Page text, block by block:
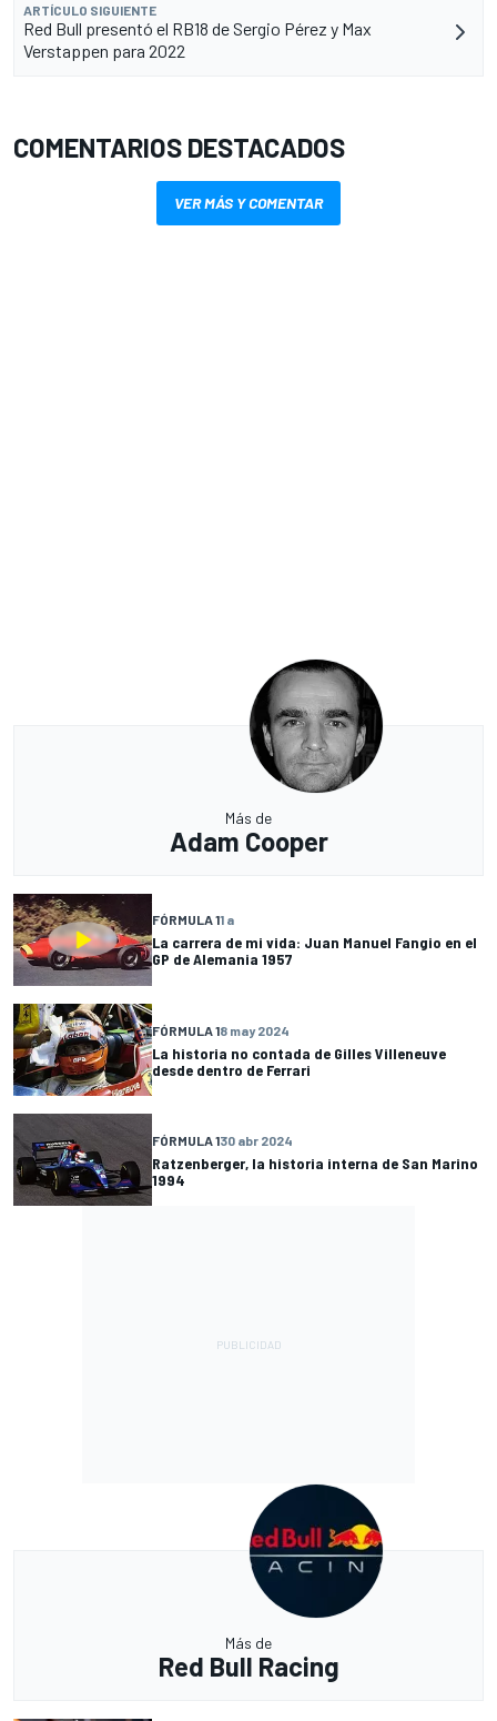
ARTÍCULO SIGUIENTE
Red Bull presentó el RB18 de Sergio Pérez y Max
Verstappen para 2022
COMENTARIOS DESTACADOS
VER MÁS Y COMENTAR
Más de
Adam Cooper
FÓRMULA 11 a
La carrera de mi vida: Juan Manuel Fangio en el
GP de Alemania 1957
FÓRMULA 18 may 2024
La historia no contada de Gilles Villeneuve
desde dentro de Ferrari
FÓRMULA 130 abr 2024
Ratzenberger, la historia interna de San Marino
1994
Más de
Red Bull Racing